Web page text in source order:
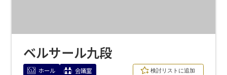
ベルサール九段
ホール 会議室